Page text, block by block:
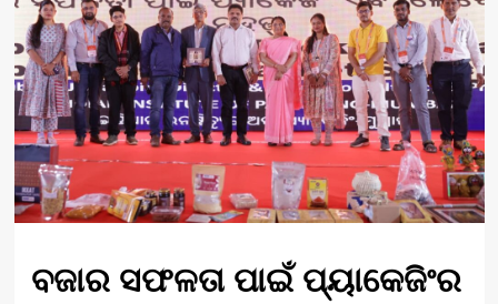
ବଜାର ସଫଳତା ପାଇଁ ପ୍ୟାକେଜିଂର